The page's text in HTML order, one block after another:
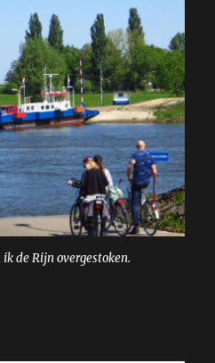
de Rijn overgestoken.